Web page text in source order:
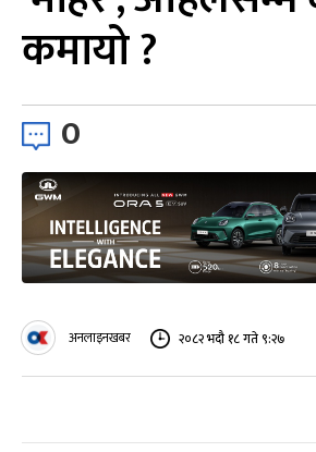
कमायो ?
0
अनलाइनखबर २०८२ भदौ १८ गते ९:२७